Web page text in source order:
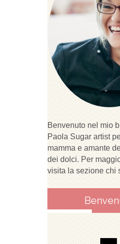
Benvenuto nel mio
Paola Sugar artist
mamma e amante
dei dolci. Per
visita la sezione chi